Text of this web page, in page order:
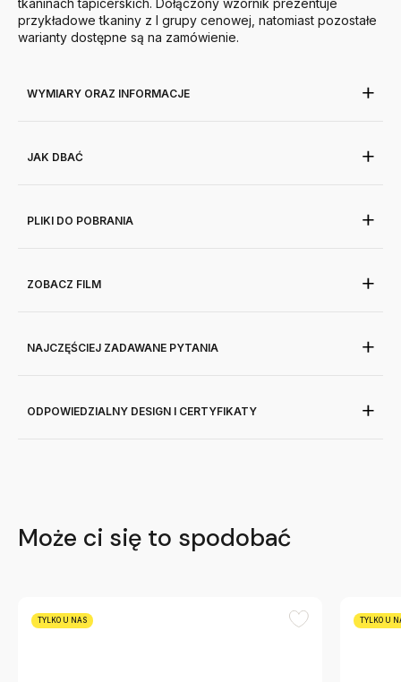
przykładowe tkaniny z I grupy cenowej, natomiast pozostałe
warianty dostępne są na zamówienie.
WYMIARY ORAZ INFORMACJE
JAK DBAĆ
PLIKI DO POBRANIA
ZOBACZ FILM
NAJCZĘŚCIEJ ZADAWANE PYTANIA
ODPOWIEDZIALNY DESIGN I CERTYFIKATY
Może ci się to spodobać
TYLKO U NAS TYLKO U